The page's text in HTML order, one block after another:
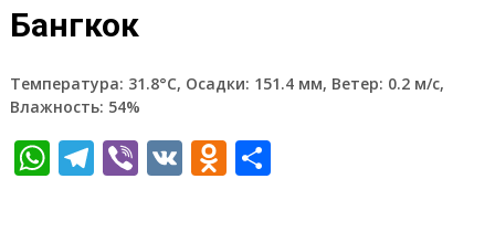
Бангкок
Температура: 31.8°C, Осадки: 151.4 мм, Ветер: 0.2 м/с,
Влажность: 54%
WhatsApp
Telegram
Viber
VKOdnoklassniki
Отправить